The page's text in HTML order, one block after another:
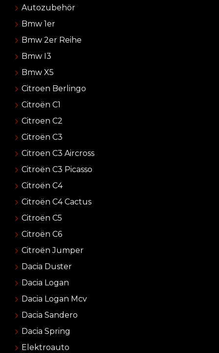
Autozubehör
Bmw 1er
Bmw 2er Reihe
Bmw I3
Bmw X5
Citroen Berlingo
Citroën C1
Citroen C2
Citroën C3
Citroen C3 Aircross
Citroën C3 Picasso
Citroën C4
Citroën C4 Cactus
Citroën C5
Citroën C6
Citroën Jumper
Dacia Duster
Dacia Logan
Dacia Logan Mcv
Dacia Sandero
Dacia Spring
Elektroauto